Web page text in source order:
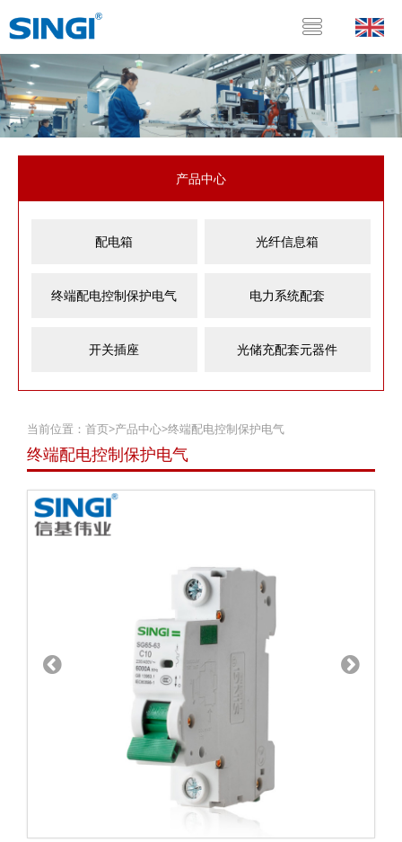
产品中心
配电箱 光纤信息箱
终端配电控制保护电气 电力系统配套
开关插座 光储充配套元器件
当前位置： 首页>产品中心>终端配电控制保护电气
终端配电控制保护电气